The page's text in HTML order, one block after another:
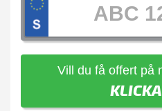
Vill du få offert på